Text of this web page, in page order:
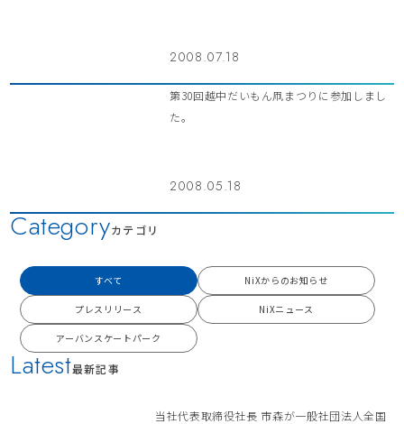
2008.07.18
第30回越中だいもん凧まつりに参加しまし
た。
2008.05.18
Latest最新記事
当社代表取締役社長 市森が一般社団法人全国
Categoryカテゴリ
すべて NiXからのお知らせ
プレスリリース NiXニュース
アーバンスケートパーク